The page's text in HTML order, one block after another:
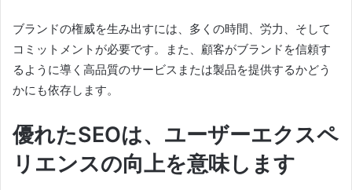
ブランドの権威を生み出すには、多くの時間、労力、そして
コミットメントが必要です。
また、顧客がブランドを信頼す
るように導く高品質のサービスまたは製品を提供するかどう
かにも依存します。
優れたSEOは、ユーザーエクスペ
リエンスの向上を意味します